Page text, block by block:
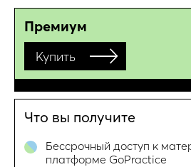
Премиум
Купить
Что вы получите
Бессрочный доступ к
платформе GoPractice